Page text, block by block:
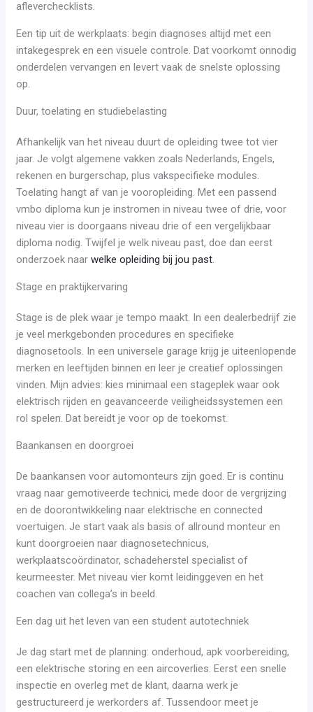
afleverchecklists.
Een tip uit de werkplaats: begin diagnoses altijd met een
intakegesprek en een visuele controle. Dat voorkomt onnodig
onderdelen vervangen en levert vaak de snelste oplossing
op.
Duur, toelating en studiebelasting
Afhankelijk van het niveau duurt de opleiding twee tot vier
jaar. Je volgt algemene vakken zoals Nederlands, Engels,
rekenen en burgerschap, plus vakspecifieke modules.
Toelating hangt af van je vooropleiding. Met een passend
vmbo diploma kun je instromen in niveau twee of drie, voor
niveau vier is doorgaans niveau drie of een vergelijkbaar
diploma nodig. Twijfel je welk niveau past, doe dan eerst
onderzoek naarwelke opleiding bij jou past.
Stage en praktijkervaring
Stage is de plek waar je tempo maakt. In een dealerbedrijf zie
je veel merkgebonden procedures en specifieke
diagnosetools. In een universele garage krijg je uiteenlopende
merken en leeftijden binnen en leer je creatief oplossingen
vinden. Mijn advies: kies minimaal een stageplek waar ook
elektrisch rijden en geavanceerde veiligheidssystemen een
rol spelen. Dat bereidt je voor op de toekomst.
Baankansen en doorgroei
De baankansen voor automonteurs zijn goed. Er is continu
vraag naar gemotiveerde technici, mede door de vergrijzing
en de doorontwikkeling naar elektrische en connected
voertuigen. Je start vaak als basis of allround monteur en
kunt doorgroeien naar diagnosetechnicus,
werkplaatscoördinator, schadeherstel specialist of
keurmeester. Met niveau vier komt leidinggeven en het
coachen van collega’s in beeld.
Een dag uit het leven van een student autotechniek
Je dag start met de planning: onderhoud, apk voorbereiding,
een elektrische storing en een aircoverlies. Eerst een snelle
inspectie en overleg met de klant, daarna werk je
gestructureerd je werkorders af. Tussendoor meet je